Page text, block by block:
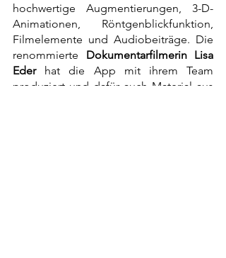
hochwertige Augmentierungen, 3-D-
Animationen, Röntgenblickfunktion,
Filmelemente und Audiobeiträge. Die
renommierte Dokumentarfilmerin Lisa
Eder hat die App mit ihrem Team
produziert und dafür auch Material aus